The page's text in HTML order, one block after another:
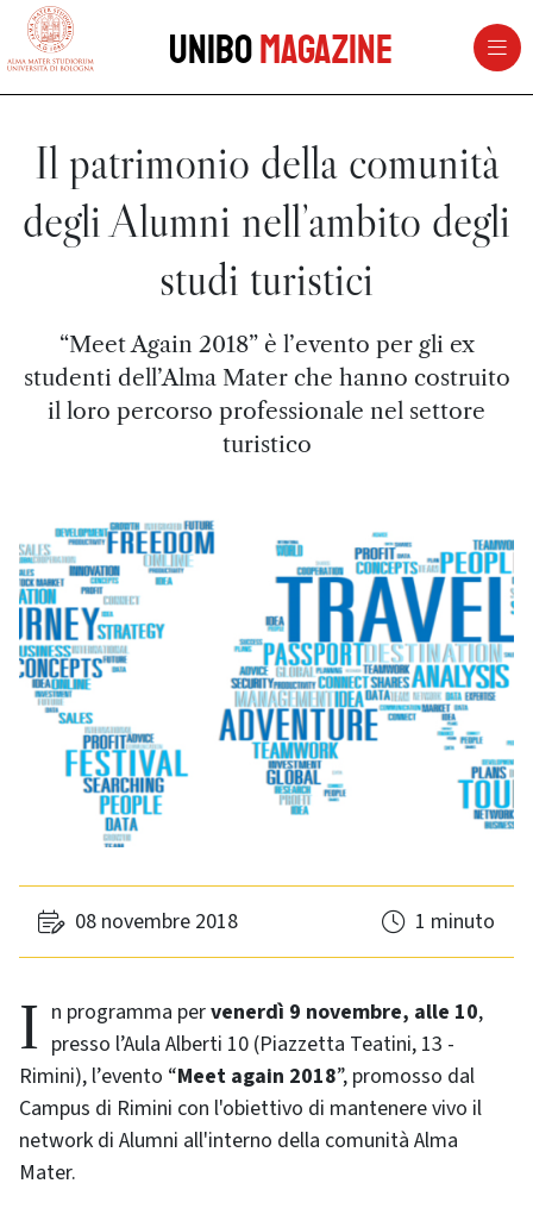
vai al contenuto della pagina
UniboMagazine
Il patrimonio della comunità
degli Alumni nell’ambito degli
studi turistici
“Meet Again 2018” è l’evento per gli ex
studenti dell’Alma Mater che hanno costruito
il loro percorso professionale nel settore
turistico
08 novembre 2018 1 minuto
In programma pervenerdì 9 novembre, alle 10,
presso l’Aula Alberti 10 (Piazzetta Teatini, 13 -
Rimini), l’evento “Meet again 2018”, promosso dal
Campus di Rimini con l'obiettivo di mantenere vivo il
network di Alumni all'interno della comunità Alma
Mater.